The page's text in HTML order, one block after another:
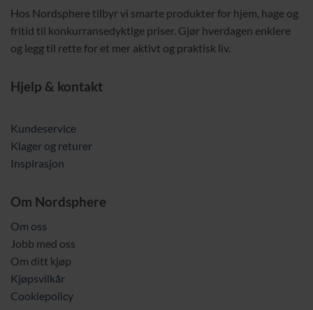
Hos Nordsphere tilbyr vi smarte produkter for hjem, hage og
fritid til konkurransedyktige priser. Gjør hverdagen enklere
og legg til rette for et mer aktivt og praktisk liv.
Hjelp & kontakt
Kundeservice
Klager og returer
Inspirasjon
Om Nordsphere
Om oss
Jobb med oss
Om ditt kjøp
Kjøpsvilkår
Cookiepolicy